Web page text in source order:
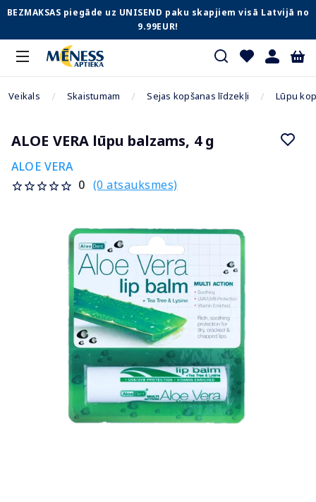
BEZMAKSAS piegāde uz UNISEND paku skapjiem visā Latvijā no
9.99EUR!
Veikals Skaistumam Sejas kopšanas līdzekļi Lūpu
ALOE VERA lūpu balzams, 4 g
ALOE VERA
0 (0 atsauksmes)